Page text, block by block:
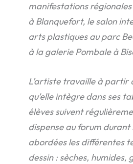
manifestations
à Blanquefort, le salon
arts plastiques au parc
à la galerie Pombale à
L’artiste travaille à partir
qu’elle intègre dans ses
élèves suivent
dispense au forum durant
abordées les différentes
dessin : sèches, humides,